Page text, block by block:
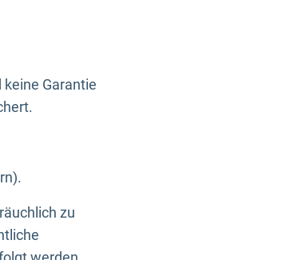
Garantie
zu